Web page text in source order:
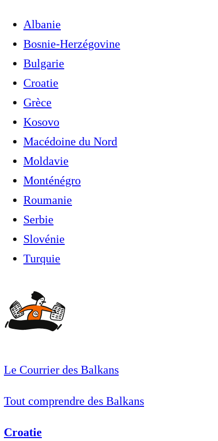
Albanie
Bosnie-Herzégovine
Bulgarie
Croatie
Grèce
Kosovo
Macédoine du Nord
Moldavie
Monténégro
Roumanie
Serbie
Slovénie
Turquie
Le Courrier des Balkans
Tout comprendre des Balkans
Croatie